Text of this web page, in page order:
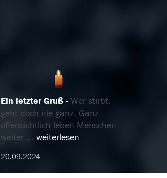
Ein letzter Gruß
Wer stirbt,
geht doch nie ganz. Ganz
offensichtlich leben Menschen
weiter ... weiterlesen
20.09.2024